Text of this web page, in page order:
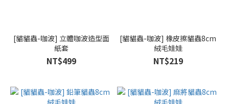
[貓貓蟲-咖波] 立體咖波造型面
紙套
NT$499
[貓貓蟲-咖波] 橡皮擦貓蟲8cm
絨毛娃娃
NT$219